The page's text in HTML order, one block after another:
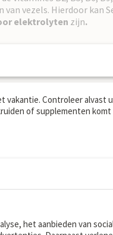
van vezels. Hierdoor kan
elektrolyten zijn.
van selderij zijn veilig en
vakantie. Controleer alvast
of supplementen
het aanbieden van